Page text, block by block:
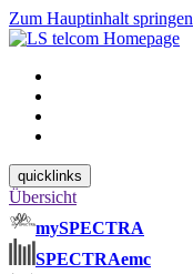
Zum Hauptinhalt springen
quicklinks
Übersicht
mySPECTRA
SPECTRAemc